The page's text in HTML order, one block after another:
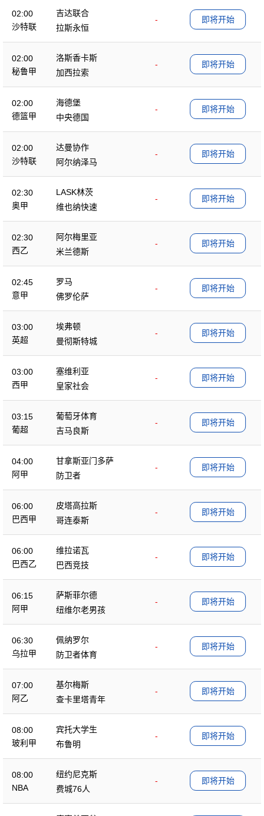
02:00
沙特联
吉达联合
-
拉斯永恒
即将开始
02:00
秘鲁甲
洛斯香卡斯
-
加西拉索
即将开始
02:00
德篮甲
海德堡
-
中央德国
即将开始
02:00
沙特联
达曼协作
-
阿尔纳泽马
即将开始
02:30
奥甲
LASK林茨
-
维也纳快速
即将开始
02:30
西乙
阿尔梅里亚
-
米兰德斯
即将开始
02:45
意甲
罗马
-
佛罗伦萨
即将开始
03:00
英超
埃弗顿
-
曼彻斯特城
即将开始
03:00
西甲
塞维利亚
-
皇家社会
即将开始
03:15
葡超
葡萄牙体育
-
吉马良斯
即将开始
04:00
阿甲
甘拿斯亚门多萨
-
防卫者
即将开始
06:00
巴西甲
皮塔高拉斯
-
哥连泰斯
即将开始
06:00
巴西乙
维拉诺瓦
-
巴西竞技
即将开始
06:15
阿甲
萨斯菲尔德
-
纽维尔老男孩
即将开始
06:30
乌拉甲
佩纳罗尔
-
防卫者体育
即将开始
07:00
阿乙
基尔梅斯
-
查卡里塔青年
即将开始
08:00
玻利甲
宾托大学生
-
布鲁明
即将开始
08:00
NBA
纽约尼克斯
-
费城76人
即将开始